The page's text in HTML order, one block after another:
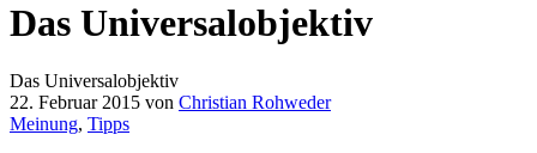
Das Universalobjektiv
Das Universalobjektiv
22. Februar 2015 von Christian Rohweder
Meinung, Tipps